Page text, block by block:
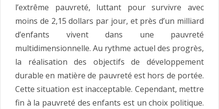
l’extrême pauvreté, luttant pour survivre avec
moins de 2,15 dollars par jour, et près d’un milliard
d’enfants vivent dans une pauvreté
multidimensionnelle. Au rythme actuel des progrès,
la réalisation des objectifs de développement
durable en matière de pauvreté est hors de portée.
Cette situation est inacceptable. Cependant, mettre
fin à la pauvreté des enfants est un choix politique.